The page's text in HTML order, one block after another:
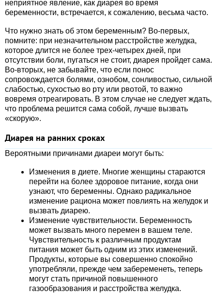
неприятное явление, как диарея во время
беременности, встречается, к сожалению, весьма часто.
Что нужно знать об этом беременным? Во-первых,
помните: при незначительном расстройстве желудка,
которое длится не более трех-четырех дней, при
отсутствии боли, пугаться не стоит, диарея пройдет сама.
Во-вторых, не забывайте, что если понос
сопровождается болями, ознобом, сонливостью, сильной
слабостью, сухостью во рту или рвотой, то важно
вовремя отреагировать. В этом случае не следует ждать,
что проблема решится сама собой, лучше вызвать
«скорую».
Диарея на ранних сроках
Вероятными причинами диареи могут быть:
Изменения в диете. Многие женщины стараются
перейти на более здоровое питание, когда они
узнают, что беременны. Однако радикальное
изменение рациона может повлиять на желудок и
вызвать диарею.
Изменение чувствительности. Беременность
может вызвать много перемен в вашем теле.
Чувствительность к различным продуктам
питания может быть одним из этих изменений.
Продукты, которые вы совершенно спокойно
употребляли, прежде чем забеременеть, теперь
могут стать причиной повышенного
газообразования и расстройства желудка.